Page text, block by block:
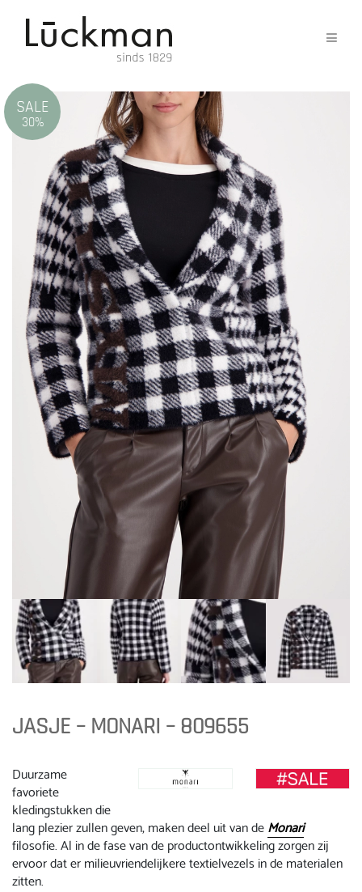
SALE
30%
JASJE – MONARI – 809655
Duurzame
favoriete
kledingstukken die
lang plezier zullen geven, maken deel uit van deMonari
filosofie. Al in de fase van de productontwikkeling zorgen zij
ervoor dat er milieuvriendelijkere textielvezels in de materialen
zitten.